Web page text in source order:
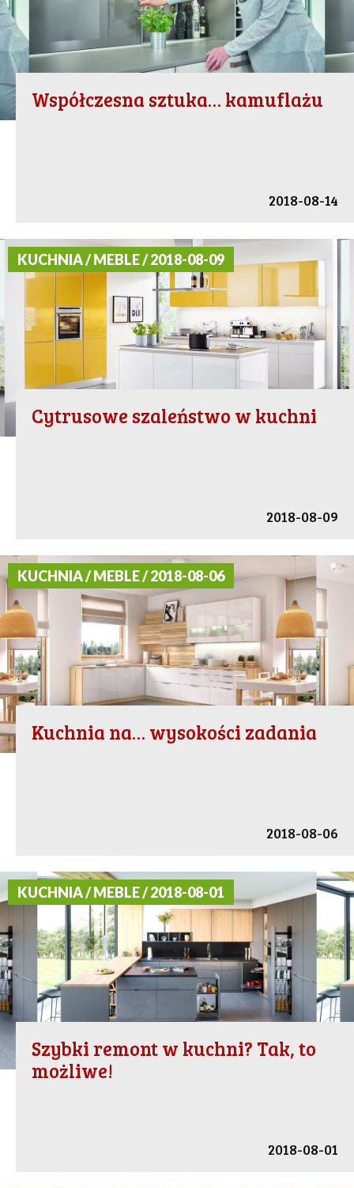
Współczesna sztuka… kamuflażu
2018-08-14
KUCHNIA / MEBLE / 2018-08-09
Cytrusowe szaleństwo w kuchni
2018-08-09
KUCHNIA / MEBLE / 2018-08-06
Kuchnia na… wysokości zadania
2018-08-06
KUCHNIA / MEBLE / 2018-08-01
Szybki remont w kuchni? Tak, to
możliwe!
2018-08-01